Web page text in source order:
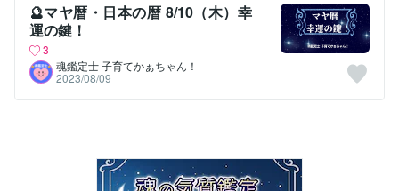
🔮マヤ暦・日本の暦 8/10（木）幸
運の鍵！
3
魂鑑定士 子育てかぁちゃん！
2023/08/09